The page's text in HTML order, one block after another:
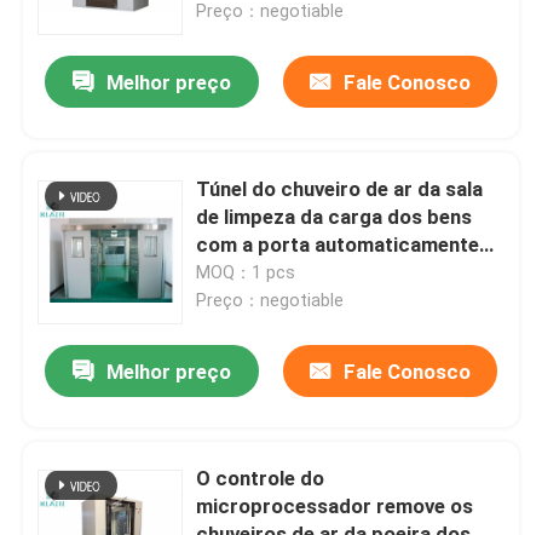
Excursão da fábrica
Contacte-nos
Peça umas citações
filtros de ar do saco
filtro de ar do hepa
Preço：negotiable
Melhor preço Fale Conosco
Túnel do chuveiro de ar da sala
de limpeza da carga dos bens
com a porta automaticamente
deslizante
MOQ：1 pcs
Preço：negotiable
Melhor preço Fale Conosco
O controle do
microprocessador remove os